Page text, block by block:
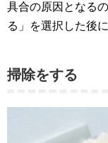
具合の原因となる
る」を選択した後
掃除をする